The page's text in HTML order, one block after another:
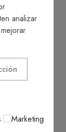
analizar
Marketing